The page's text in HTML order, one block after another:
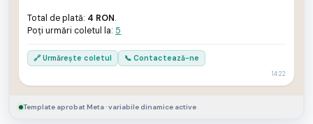
Total de plată: 4 RON.
Poți urmări coletul la: 5
🔗 Urmărește coletul 📞 Contactează-ne
14:22
Template aprobat Meta · variabile dinamice active